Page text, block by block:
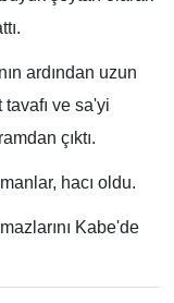
ardından uzun
ve sa'yi
çıktı.
hacı oldu.
Kabe'de